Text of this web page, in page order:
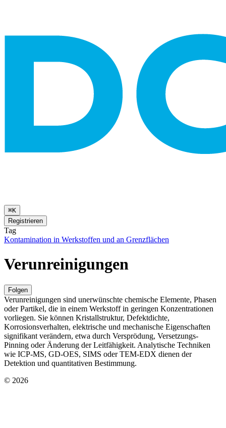
⌘K
Registrieren
Tag
Kontamination in Werkstoffen und an Grenzflächen
Verunreinigungen
Folgen
Verunreinigungen sind unerwünschte chemische Elemente, Phasen
oder Partikel, die in einem Werkstoff in geringen Konzentrationen
vorliegen. Sie können Kristallstruktur, Defektdichte,
Korrosionsverhalten, elektrische und mechanische Eigenschaften
signifikant verändern, etwa durch Versprödung, Versetzungs-
Pinning oder Änderung der Leitfähigkeit. Analytische Techniken
wie ICP-MS, GD-OES, SIMS oder TEM-EDX dienen der
Detektion und quantitativen Bestimmung.
© 2026